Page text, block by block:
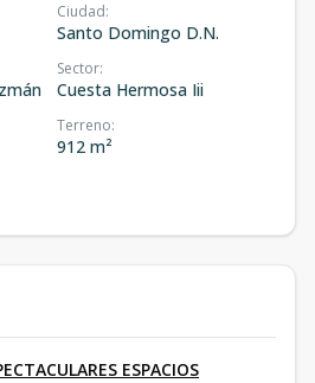
Ciudad:
Santo Domingo D.N.
Sector:
Cuesta Hermosa Iii
Terreno:
912 m²
ESPACIOS